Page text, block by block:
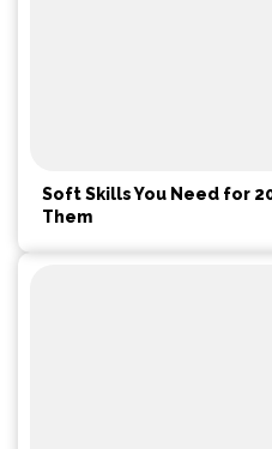
Soft Skills You Need for
Them